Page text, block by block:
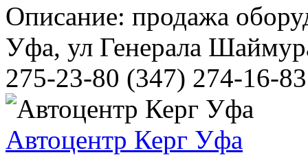
Описание: продажа
Уфа, ул Генерала
275-23-80 (347) 274-16-
Автоцентр Керг Уфа